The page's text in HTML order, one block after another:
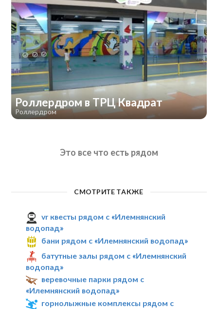
Роллердром в ТРЦ Квадрат
Роллердром
Это все что есть рядом
СМОТРИТЕ ТАКЖЕ
vr квесты рядом с «Илемнянский
водопад»
бани рядом с «Илемнянский водопад»
батутные залы рядом с «Илемнянский
водопад»
веревочные парки рядом с
«Илемнянский водопад»
горнолыжные комплексы рядом с